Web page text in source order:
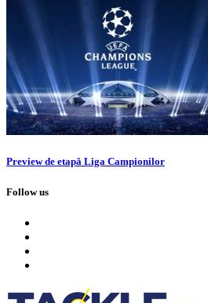
Preview de etapă Liga Campionilor
Follow us